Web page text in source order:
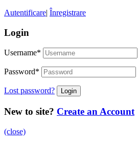
Autentificare| Înregistrare
Login
Username*
Password*
Lost password?
New to site? Create an Account
(close)